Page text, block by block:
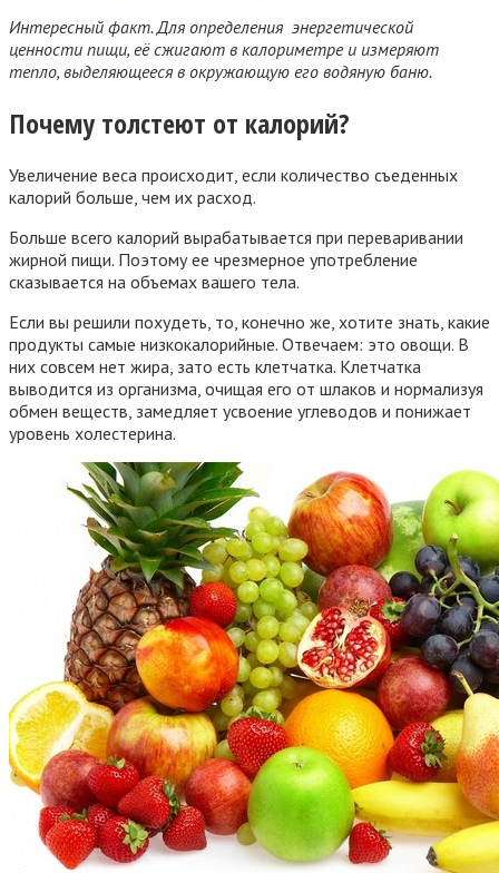
Интересный факт.Для определения энергетической
ценности пищи, её сжигают в калориметре и измеряют
тепло, выделяющееся в окружающую его водяную баню.
Почему толстеют от калорий?
Увеличение веса происходит, если количество съеденных
калорий больше, чем их расход.
Больше всего калорий вырабатывается при переваривании
жирной пищи. Поэтому ее чрезмерное употребление
сказывается на объемах вашего тела.
Если вы решили похудеть, то, конечно же, хотите знать, какие
продукты самые низкокалорийные. Отвечаем: это овощи. В
них совсем нет жира, зато есть клетчатка. Клетчатка
выводится из организма, очищая его от шлаков и нормализуя
обмен веществ, замедляет усвоение углеводов и понижает
уровень холестерина.